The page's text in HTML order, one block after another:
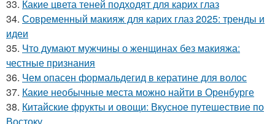
33. Какие цвета теней подходят для карих глаз
34. Современный макияж для карих глаз 2025: тренды и
идеи
35. Что думают мужчины о женщинах без макияжа:
честные признания
36. Чем опасен формальдегид в кератине для волос
37. Какие необычные места можно найти в Оренбурге
38. Китайские фрукты и овощи: Вкусное путешествие по